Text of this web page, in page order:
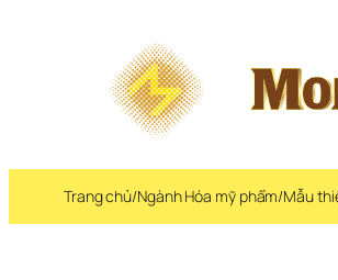
Trang chủ/Ngành Hóa mỹ phẩm/Mẫu